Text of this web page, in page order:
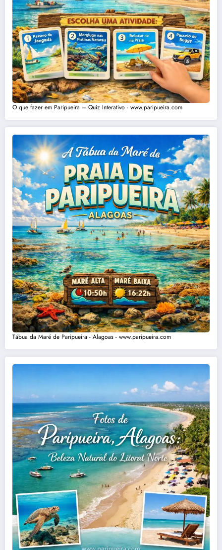
O que fazer em Paripueira – Quiz Interativo - www.paripueira.com
Tábua da Maré de Paripueira - Alagoas - www.paripueira.com